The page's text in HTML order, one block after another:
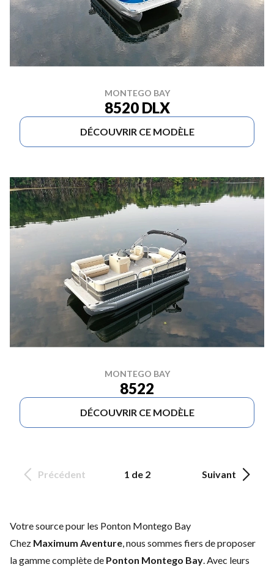
MONTEGO BAY
8520 DLX
DÉCOUVRIR CE MODÈLE
MONTEGO BAY
8522
DÉCOUVRIR CE MODÈLE
Précédent 1 de 2 Suivant
Votre source pour les Ponton Montego Bay
Chez Maximum Aventure, nous sommes fiers de proposer
la gamme complète de Ponton Montego Bay. Avec leurs